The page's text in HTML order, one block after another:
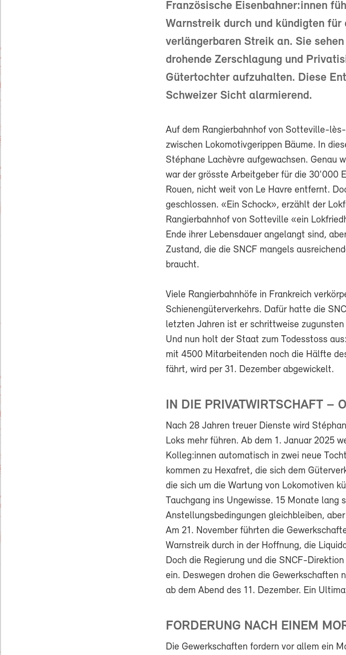
Französische Eisenbahner:innen
Warnstreik durch und kündigten für
verlängerbaren Streik an. Sie
drohende Zerschlagung und
Gütertochter aufzuhalten. Diese
Schweizer Sicht alarmierend.
Auf dem Rangierbahnhof von Sotteville-
zwischen Lokomotivgerippen Bäume. In
Stéphane Lachèvre aufgewachsen. Genau
war der grösste Arbeitgeber für die 30'000
Rouen, nicht weit von Le Havre entfernt.
geschlossen. «Ein Schock», erzählt der
Rangierbahnhof von Sotteville «ein
Ende ihrer Lebensdauer angelangt sind,
Zustand, die die SNCF mangels
braucht.
Viele Rangierbahnhöfe in Frankreich
Schienengüterverkehrs. Dafür hatte die
letzten Jahren ist er schrittweise
Und nun holt der Staat zum Todesstoss
mit 4500 Mitarbeitenden noch die Hälfte
fährt, wird per 31. Dezember abgewickelt.
IN DIE PRIVATWIRTSCHAFT –
Nach 28 Jahren treuer Dienste wird
Loks mehr führen. Ab dem 1. Januar 2025
Kolleg:innen automatisch in zwei neue
kommen zu Hexafret, die sich dem
die sich um die Wartung von Lokomotiven
Tauchgang ins Ungewisse. 15 Monate lang
Anstellungsbedingungen gleichbleiben,
Am 21. November führten die
Warnstreik durch in der Hoffnung, die
Doch die Regierung und die SNCF-
ein. Deswegen drohen die Gewerkschaften
ab dem Abend des 11. Dezember. Ein
FORDERUNG NACH EINEM
Die Gewerkschaften fordern vor allem ein